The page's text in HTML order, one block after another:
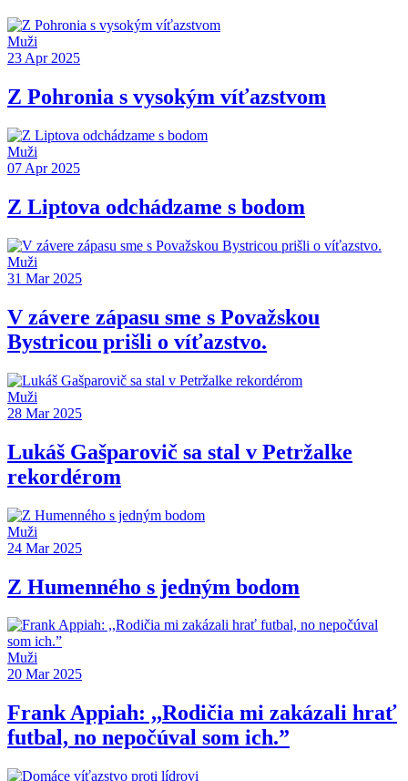
Muži
23 Apr 2025
Z Pohronia s vysokým víťazstvom
Muži
07 Apr 2025
Z Liptova odchádzame s bodom
Muži
31 Mar 2025
V závere zápasu sme s Považskou
Bystricou prišli o víťazstvo.
Muži
28 Mar 2025
Lukáš Gašparovič sa stal v Petržalke
rekordérom
Muži
24 Mar 2025
Z Humenného s jedným bodom
Muži
20 Mar 2025
Frank Appiah: ,,Rodičia mi zakázali hrať
futbal, no nepočúval som ich.”